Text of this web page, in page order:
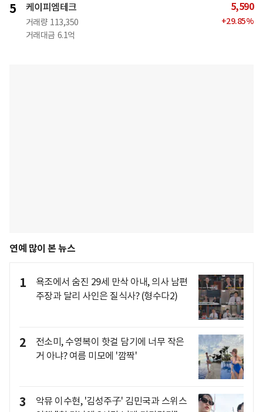
5 케이피엠테크
거래량 113,350
거래대금 6.1억
5,590
+29.85%
연예 많이 본 뉴스
1
욕조에서 숨진 29세 만삭 아내, 의사 남편
주장과 달리 사인은 질식사? (형수다2)
2
전소미, 수영복이 핫걸 담기에 너무 작은
거 아냐? 여름 미모에 '깜짝'
3
악뮤 이수현, '김성주子' 김민국과 스위스